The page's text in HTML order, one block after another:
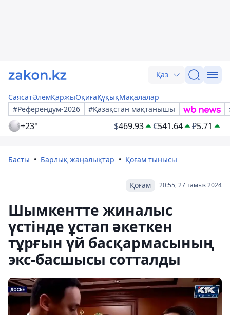
Қаз
СаясатӘлемҚаржыОқиғаҚұқықМақалалар
#Референдум-2026
#Қазақстан мақтанышы
+23° $469.93 €541.64 ₽5.71
Басты Барлық жаңалықтар Қоғам тынысы
20:55, 27 тамыз 2024
Қоғам
Шымкентте жиналыс
үстінде ұстап әкеткен
тұрғын үй басқармасының
экс-басшысы сотталды